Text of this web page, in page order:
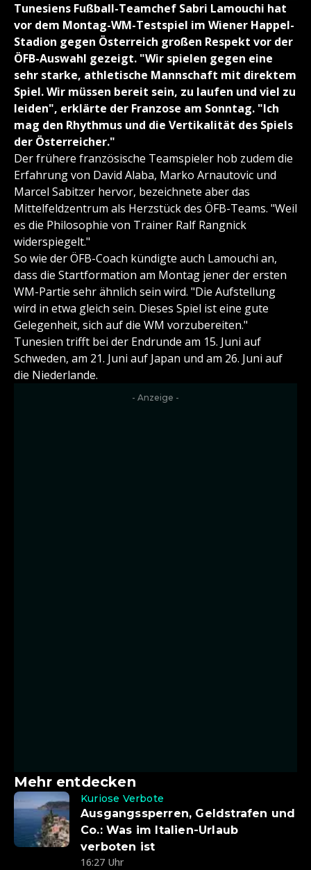
Tunesiens Fußball-Teamchef Sabri Lamouchi hat
vor dem Montag-WM-Testspiel im Wiener Happel-
Stadion gegen Österreich großen Respekt vor der
ÖFB-Auswahl gezeigt. "Wir spielen gegen eine
sehr starke, athletische Mannschaft mit direktem
Spiel. Wir müssen bereit sein, zu laufen und viel zu
leiden", erklärte der Franzose am Sonntag. "Ich
mag den Rhythmus und die Vertikalität des Spiels
der Österreicher."
Der frühere französische Teamspieler hob zudem die
Erfahrung von David Alaba, Marko Arnautovic und
Marcel Sabitzer hervor, bezeichnete aber das
Mittelfeldzentrum als Herzstück des ÖFB-Teams. "Weil
es die Philosophie von Trainer Ralf Rangnick
widerspiegelt."
So wie der ÖFB-Coach kündigte auch Lamouchi an,
dass die Startformation am Montag jener der ersten
WM-Partie sehr ähnlich sein wird. "Die Aufstellung
wird in etwa gleich sein. Dieses Spiel ist eine gute
Gelegenheit, sich auf die WM vorzubereiten."
Tunesien trifft bei der Endrunde am 15. Juni auf
Schweden, am 21. Juni auf Japan und am 26. Juni auf
die Niederlande.
- Anzeige -
Mehr entdecken
Kuriose Verbote
Ausgangssperren, Geldstrafen und
Co.: Was im Italien-Urlaub
verboten ist
16:27 Uhr